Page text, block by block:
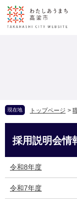
現在地 トップページ >
採用説明会情
令和8年度
令和7年度